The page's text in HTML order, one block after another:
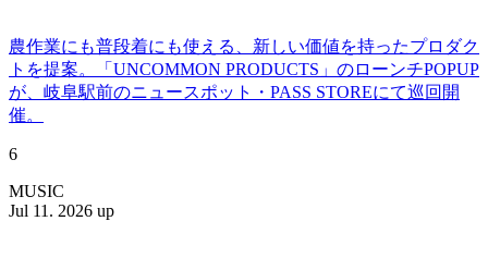
農作業にも普段着にも使える、新しい価値を持ったプロダク
トを提案。「UNCOMMON PRODUCTS」のローンチPOPUP
が、岐阜駅前のニュースポット・PASS STOREにて巡回開
催。
6
MUSIC
Jul 11. 2026 up